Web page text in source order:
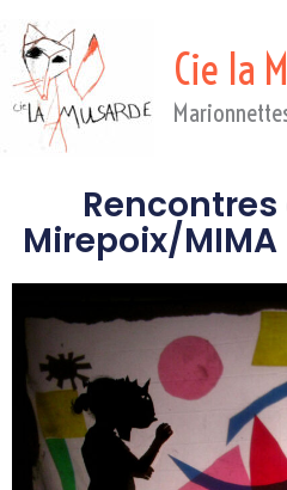
Cie la
Mirepoix/